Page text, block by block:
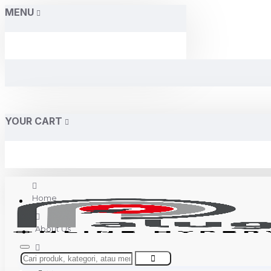
MENU
YOUR CART
Home
About Us
Contact